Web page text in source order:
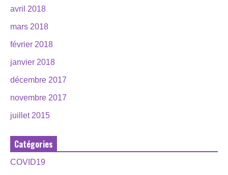
avril 2018
mars 2018
février 2018
janvier 2018
décembre 2017
novembre 2017
juillet 2015
Catégories
COVID19